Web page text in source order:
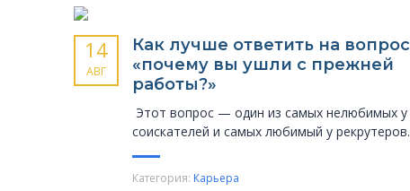
14
АВГ
Как лучше ответить на вопрос
«почему вы ушли с прежней
работы?»
Этот вопрос — один из самых нелюбимых у
соискателей и самых любимый у рекрутеров.
Категория: Карьера